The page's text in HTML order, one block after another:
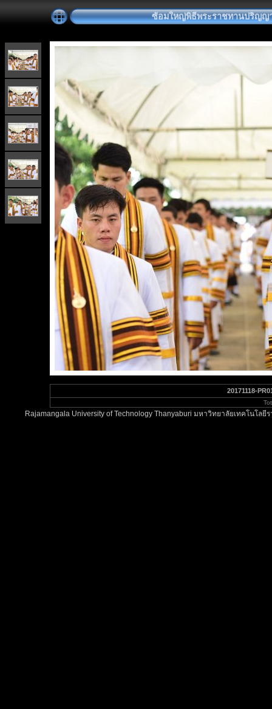
ซ้อมใหญ่พิธีพระราชทานปริญญ
20171118-
Rajamangala University of Technology Thanyaburi มหาวิทยาลัยเทคโนโ